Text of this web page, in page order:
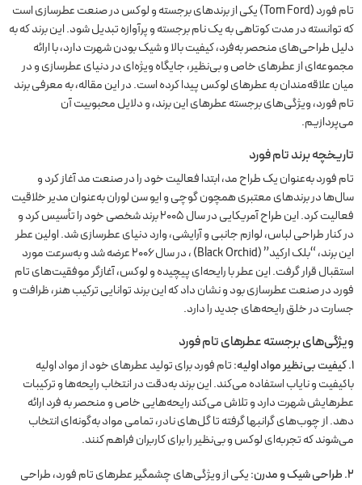
تام فورد (Tom Ford) یکی از برندهای برجسته و لوکس در صنعت عطرسازی است
که توانسته در مدت کوتاهی به یک نام برجسته و پرآوازه تبدیل شود. این برند که به
دلیل طراحی‌های منحصر به‌فرد، کیفیت بالا و شیک بودن شهرت دارد، با ارائه
مجموعه‌ای از عطرهای خاص و بی‌نظیر، جایگاه ویژه‌ای در دنیای عطرسازی و در
میان علاقه‌مندان به عطرهای لوکس پیدا کرده است. در این مقاله، به معرفی برند
تام فورد، ویژگی‌های برجسته عطرهای این برند، و دلایل محبوبیت آن
می‌پردازیم.
تاریخچه برند تام فورد
تام فورد به‌عنوان یک طراح مد، ابتدا فعالیت خود را در صنعت مد آغاز کرد و
سال‌ها در برندهای معتبری همچون گوچی و ایو سن لوران به‌عنوان مدیر خلاقیت
فعالیت کرد. این طراح آمریکایی در سال ۲۰۰۵ برند شخصی خود را تأسیس کرد و
در کنار طراحی لباس، لوازم جانبی و آرایشی، وارد دنیای عطرسازی شد. اولین عطر
این برند، “بلک ارکید” (Black Orchid) ، در سال ۲۰۰۶ عرضه شد و به‌سرعت مورد
استقبال قرار گرفت. این عطر با رایحه‌ای پیچیده و لوکس، آغازگر موفقیت‌های تام
فورد در صنعت عطرسازی بود و نشان داد که این برند توانایی ترکیب هنر، ظرافت و
جسارت در خلق رایحه‌های جدید را دارد.
ویژگی‌های برجسته عطرهای تام فورد
۱. کیفیت بی‌نظیر مواد اولیه:
تام فورد برای تولید عطرهای خود از مواد اولیه
باکیفیت و نایاب استفاده می‌کند. این برند به‌دقت در انتخاب رایحه‌ها و ترکیبات
عطرهایش شهرت دارد و تلاش می‌کند رایحه‌هایی خاص و منحصر به فرد ارائه
دهد. از چوب‌های گرانبها گرفته تا گل‌های نادر، تمامی مواد به‌گونه‌ای انتخاب
می‌شوند که تجربه‌ای لوکس و بی‌نظیر را برای کاربران فراهم کنند.
۲. طراحی شیک و مدرن:
یکی از ویژگی‌های چشمگیر عطرهای تام فورد، طراحی